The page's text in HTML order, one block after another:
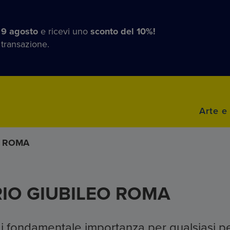
agosto e ricevi uno sconto del 10%!
Arte e
ROMA
GIUBILEO ROMA